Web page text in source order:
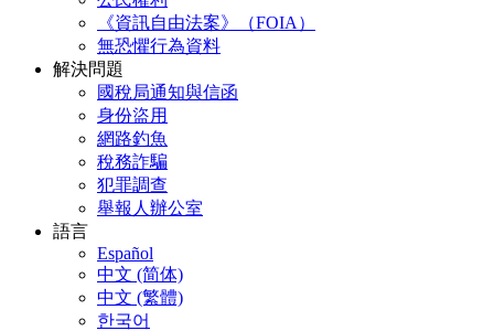
《資訊自由法案》（FOIA）
無恐懼行為資料
解決問題
國稅局通知與信函
身份盜用
網路釣魚
稅務詐騙
犯罪調查
舉報人辦公室
語言
Español
中文 (简体)
中文 (繁體)
한국어